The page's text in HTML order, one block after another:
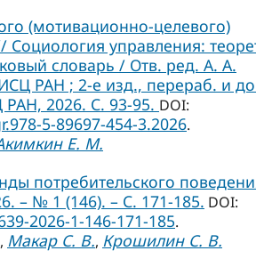
(мотивационно-целевого)
Социология управления:
словарь / Отв. ред. А. А.
РАН ; 2-е изд., перераб. и
2026. С. 93-95. DOI:
5-89697-454-3.2026.
Е. М.
потребительского
– № 1 (146). – С. 171-185. DOI:
2026-1-146-171-185.
, Макар С. В., Крошилин С. В.